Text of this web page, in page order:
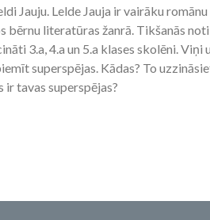
Jauju. Lelde Jauja ir vairāku
bērnu literatūras žanrā. Tikšanās
3.a, 4.a un 5.a klases skolēni. Viņi
superspējas. Kādas? To
tavas superspējas?